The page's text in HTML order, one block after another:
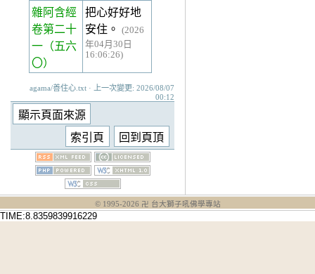
雜阿含經
卷第二十
一 （五六
〇）
把心好好地
安住。
(2026
年04月30日
16:06:26)
agama/善住心.txt · 上一次變更: 2026/08/07
00:12
© 1995-2026 卍 台大獅子吼佛學專站
TIME:8.8359839916229